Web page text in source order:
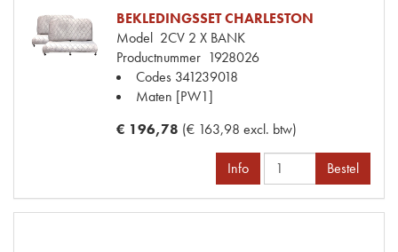
BEKLEDINGSSET CHARLESTON
Model 2CV 2 X BANK
Productnummer 1928026
Codes 341239018
Maten [PW1]
€ 196,78 (€ 163,98 excl. btw)
Info Bestel